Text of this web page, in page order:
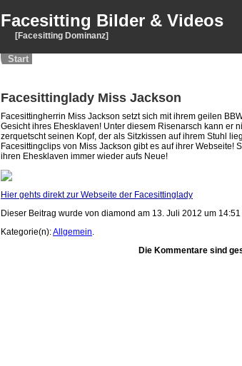
Facesitting Bilder & Videos
[Facesitting Dominanz]
Start
Facesittinglady Miss Jackson
Facesittingherrin Miss Jackson setzt sich mit ihrem geilen
Gesicht ihres Ehesklaven! Unter diesem Risenarsch kann er
zerquetscht seinen Kopf, der als Sitzkissen auf ihrem Stuhl
Facesittingclips von Miss Jackson gibt es auf ihrer Webseite!
ihren Ehesklaven immer wieder aufs Neue!
Hier gehts direkt zur Webseite der Facesittinglady
Dieser Beitrag wurde von diamond am 13. Juli 2012 um
Kategorie(n):Allgemein.
Die Kommentare sind